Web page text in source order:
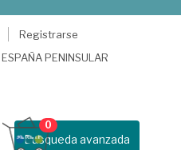
Registrarse
ESPAÑA PENINSULAR
Busqueda avanzada
0